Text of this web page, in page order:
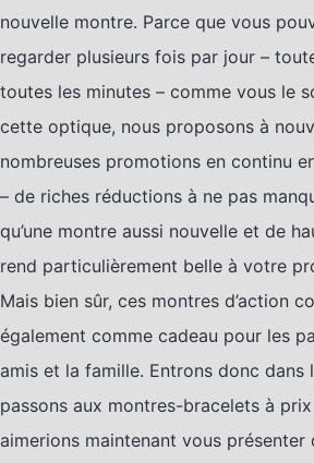
nouvelle montre. Parce que vous
regarder plusieurs fois par jour –
toutes les minutes – comme vous le
cette optique, nous proposons à
nombreuses promotions en continu
– de riches réductions à ne pas
qu’une montre aussi nouvelle et de
rend particulièrement belle à votre
Mais bien sûr, ces montres d’action
également comme cadeau pour les
amis et la famille. Entrons donc dans
passons aux montres-bracelets à
aimerions maintenant vous présenter